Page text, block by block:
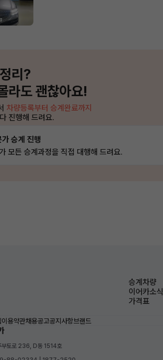
리?
라도 괜찮아요!
차량등록부터 승계완료까지
진행해 드려요.
승계 진행
모든 승계과정을 직접 대행해 드려요.
승계차량
이어카소식
가격표
이용약관채용공고공지사항브랜드
부토로 236, D동 1514호